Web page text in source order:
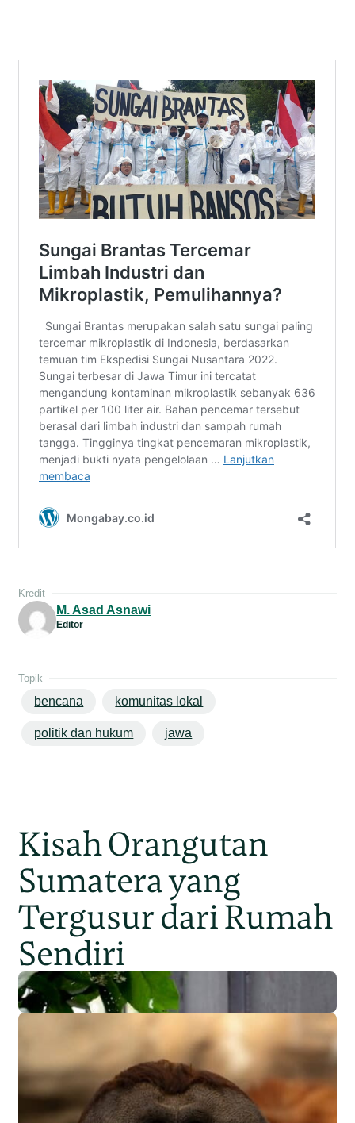
Kredit
M. Asad Asnawi
Editor
Topik
bencana komunitas lokal
politik dan hukum jawa
Kisah Orangutan
Sumatera yang
Tergusur dari Rumah
Sendiri